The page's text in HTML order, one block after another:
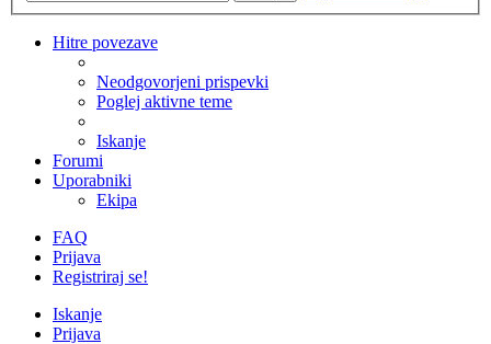
Hitre povezave
Neodgovorjeni prispevki
Poglej aktivne teme
Iskanje
Forumi
Uporabniki
Ekipa
FAQ
Prijava
Registriraj se!
Iskanje
Prijava